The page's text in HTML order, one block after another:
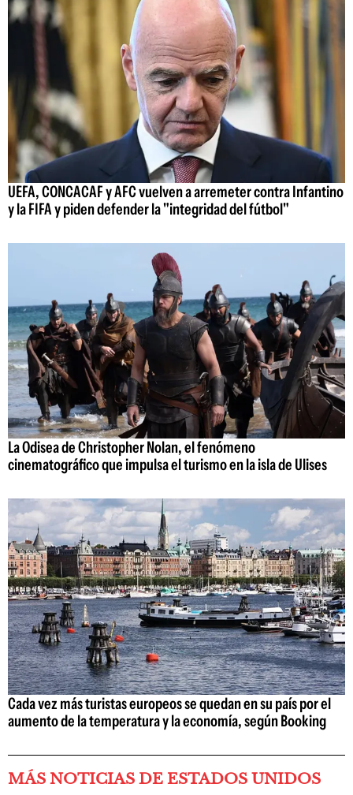
UEFA, CONCACAF y AFC vuelven a arremeter contra Infantino
y la FIFA y piden defender la "integridad del fútbol"
La Odisea de Christopher Nolan, el fenómeno
cinematográfico que impulsa el turismo en la isla de Ulises
Cada vez más turistas europeos se quedan en su país por el
aumento de la temperatura y la economía, según Booking
MÁS NOTICIAS DE ESTADOS UNIDOS